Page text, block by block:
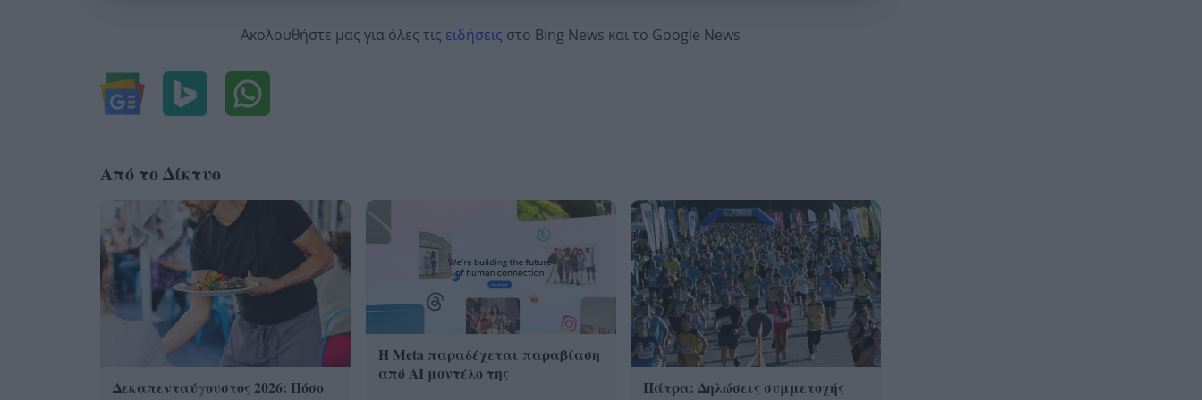
Ακολουθήστε μας για όλες τις ειδήσεις στο Bing News και το Google News
Από το Δίκτυο
Δεκαπενταύγουστος 2026: Πόσο
Η Meta παραδέχεται παραβίαση
από AI μοντέλο της
Πάτρα: Δηλώσεις συμμετοχής